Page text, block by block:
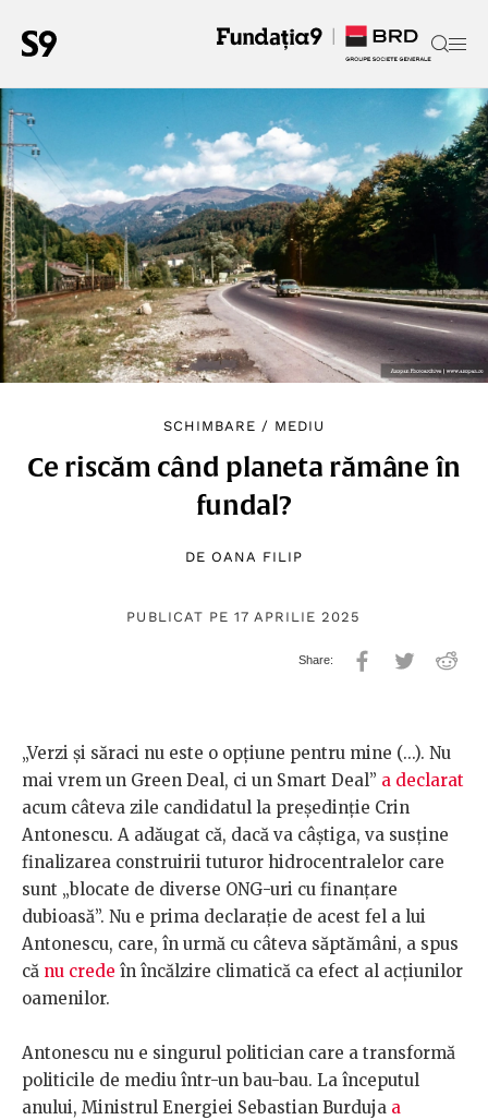
SCHIMBARE / MEDIU
Ce riscăm când planeta rămâne în
fundal?
DE OANA FILIP
PUBLICAT PE 17 APRILIE 2025
„Verzi şi săraci nu este o opţiune pentru mine (...). Nu
mai vrem un Green Deal, ci un Smart Deal” a declarat
acum câteva zile candidatul la președinție Crin
Antonescu. A adăugat că, dacă va câștiga, va susţine
finalizarea construirii tuturor hidrocentralelor care
sunt „blocate de diverse ONG-uri cu finanţare
dubioasă”. Nu e prima declarație de acest fel a lui
Antonescu, care, în urmă cu câteva săptămâni, a spus
că nu crede în încălzire climatică ca efect al acțiunilor
oamenilor.
Antonescu nu e singurul politician care a transformă
politicile de mediu într-un bau-bau. La începutul
anului, Ministrul Energiei Sebastian Burduja a